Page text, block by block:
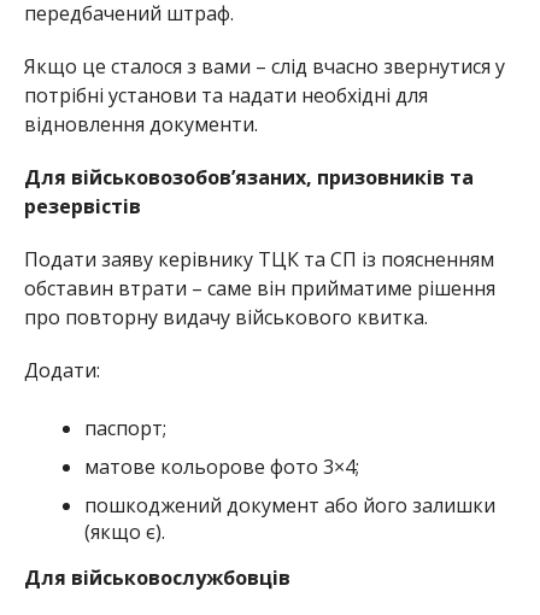
передбачений штраф.
Якщо це сталося з вами – слід вчасно звернутися у
потрібні установи та надати необхідні для
відновлення документи.
Для військовозобов’язаних, призовників та
резервістів
Подати заяву керівнику ТЦК та СП із поясненням
обставин втрати – саме він прийматиме рішення
про повторну видачу військового квитка.
Додати:
паспорт;
матове кольорове фото 3×4;
пошкоджений документ або його залишки
(якщо є).
Для військовослужбовців